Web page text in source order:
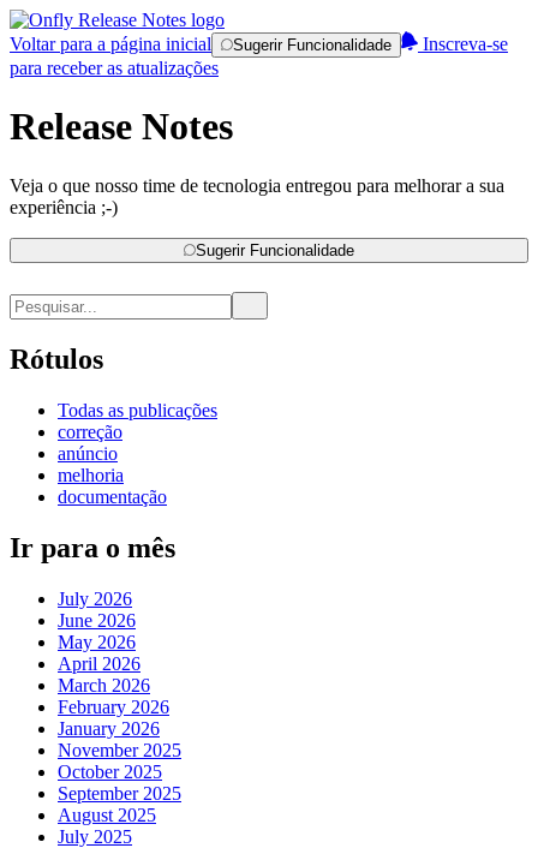
Voltar para a página inicial Sugerir Funcionalidade
Inscreva-se
para receber as atualizações
Release Notes
Veja o que nosso time de tecnologia entregou para melhorar a sua
experiência ;-)
Sugerir Funcionalidade
Rótulos
Todas as publicações
correção
anúncio
melhoria
documentação
Ir para o mês
July 2026
June 2026
May 2026
April 2026
March 2026
February 2026
January 2026
November 2025
October 2025
September 2025
August 2025
July 2025